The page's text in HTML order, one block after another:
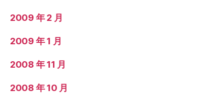
2009 年 2 月
2009 年 1 月
2008 年 11 月
2008 年 10 月